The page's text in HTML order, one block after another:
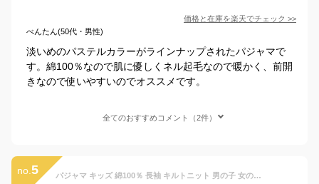
価格と在庫を楽天でチェック >>
べんたん(50代・男性)
淡いめのパステルカラーがラインナップされたパジャマで
す。綿100％なので肌に優しくネル起毛なので暖かく、前開
きなので使いやすいのでオススメです。
全てのおすすめコメント（2件）
no. 5 パジャマ キッズ 綿100％ 長袖 キルトニット 男の子 女の子 ユニセックス ルームウェア cottacotta 100cm 110cm 120cm 130cm 140cm 150cm 95 秋冬 冬 春 秋 前開き 前ボタン かぶり 2重 恐竜 クマ柄 厚手 おしゃれ 暖かい キルティング スウェット トレーナー 送料無料